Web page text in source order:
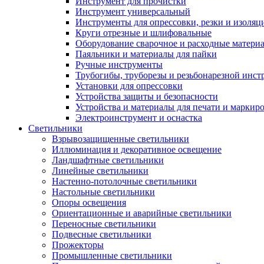
Инструмент универсальный
Инструменты для опрессовки, резки и
Круги отрезные и шлифовальные
Оборудование сварочное и расходные
Паяльники и материалы для пайки
Ручные инструменты
Трубогибы, труборезы и резьбонарезной
Установки для опрессовки
Устройства защиты и безопасности
Устройства и материалы для печати и
Электроинструмент и оснастка
Светильники
Взрывозащищенные светильники
Иллюминация и декоративное освещение
Ландшафтные светильники
Линейные светильники
Настенно-потолочные светильники
Настольные светильники
Опоры освещения
Ориентационные и аварийные светильники
Переносные светильники
Подвесные светильники
Прожекторы
Промышленные светильники